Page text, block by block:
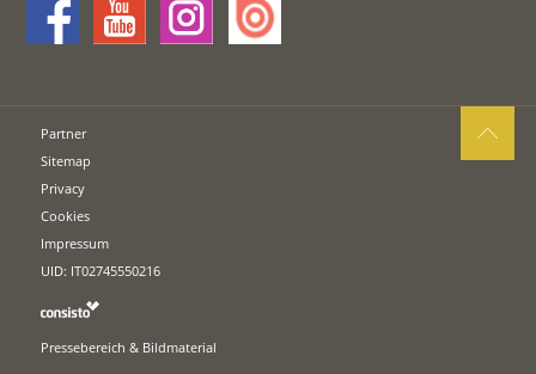
Partner
Sitemap
Privacy
Cookies
Impressum
UID: IT02745550216
Pressebereich & Bildmaterial